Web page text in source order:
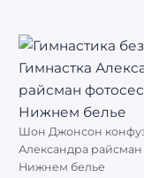
Шон Джонсон
Александра
Нижнем белье